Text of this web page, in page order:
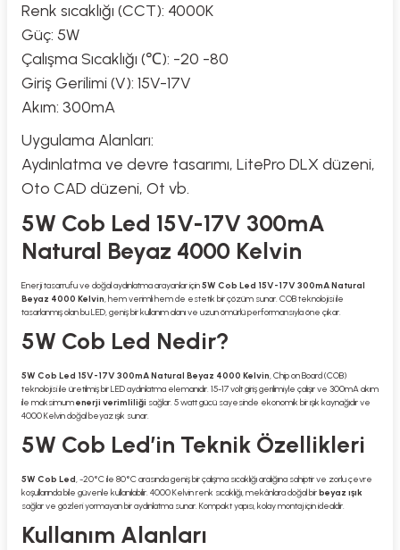
Renk sıcaklığı (CCT): 4000K
Güç: 5W
Çalışma Sıcaklığı (℃): -20 -80
Giriş Gerilimi (V): 15V-17V
Akım: 300mA
Uygulama Alanları:
Aydınlatma ve devre tasarımı, LitePro DLX düzeni,
Oto CAD düzeni, Ot vb.
5W Cob Led 15V-17V 300mA
Natural Beyaz 4000 Kelvin
Enerji tasarrufu ve doğal aydınlatma arayanlar için5W Cob Led 15V-17V 300mA Natural
Beyaz 4000 Kelvin, hem verimli hem de estetik bir çözüm sunar. COB teknolojisi ile
tasarlanmış olan bu LED, geniş bir kullanım alanı ve uzun ömürlü performansıyla öne çıkar.
5W Cob Led Nedir?
5W Cob Led 15V-17V 300mA Natural Beyaz 4000 Kelvin, Chip on Board (COB)
teknolojisi ile üretilmiş bir LED aydınlatma elemanıdır. 15-17 volt giriş gerilimiyle çalışır ve 300mA akım
ile maksimumenerji verimliliği sağlar. 5 watt gücü sayesinde ekonomik bir ışık kaynağıdır ve
4000 Kelvin doğal beyaz ışık sunar.
5W Cob Led’in Teknik Özellikleri
5W Cob Led, -20°C ile 80°C arasında geniş bir çalışma sıcaklığı aralığına sahiptir ve zorlu çevre
koşullarında bile güvenle kullanılabilir. 4000 Kelvin renk sıcaklığı, mekânlara doğal birbeyaz ışık
sağlar ve gözleri yormayan bir aydınlatma sunar. Kompakt yapısı, kolay montaj için idealdir.
Kullanım Alanları